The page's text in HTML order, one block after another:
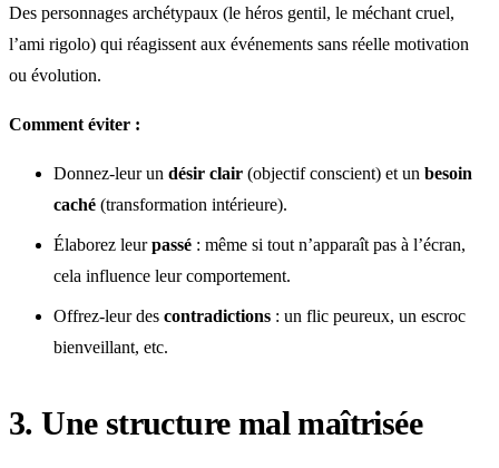
Des personnages archétypaux (le héros gentil, le méchant cruel,
l’ami rigolo) qui réagissent aux événements sans réelle motivation
ou évolution.
Comment éviter :
Donnez-leur un désir clair (objectif conscient) et un besoin
caché (transformation intérieure).
Élaborez leurpassé : même si tout n’apparaît pas à l’écran,
cela influence leur comportement.
Offrez-leur des contradictions : un flic peureux, un escroc
bienveillant, etc.
3. Une structure mal maîtrisée